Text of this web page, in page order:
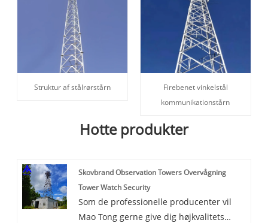
Struktur af stålrørstårn
Firebenet vinkelstål
kommunikationstårn
Hotte produkter
Skovbrand Observation Towers Overvågning
Tower Watch Security
Som de professionelle producenter vil
Mao Tong gerne give dig højkvalitets